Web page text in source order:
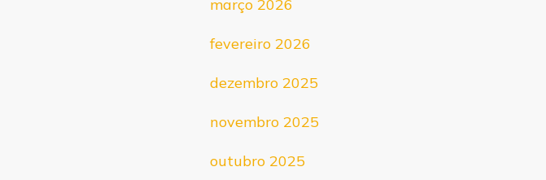
março 2026
fevereiro 2026
dezembro 2025
novembro 2025
outubro 2025